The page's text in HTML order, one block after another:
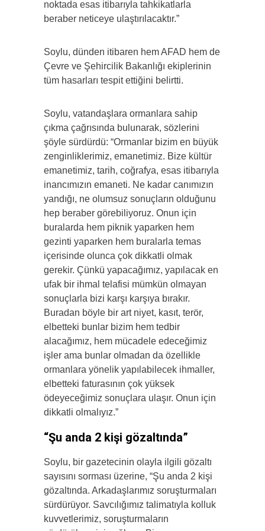
noktada esas itibarıyla tahkikatlarla
beraber neticeye ulaştırılacaktır.”
Soylu, dünden itibaren hem AFAD hem de
Çevre ve Şehircilik Bakanlığı ekiplerinin
tüm hasarları tespit ettiğini belirtti.
Soylu, vatandaşlara ormanlara sahip
çıkma çağrısında bulunarak, sözlerini
şöyle sürdürdü: “Ormanlar bizim en büyük
zenginliklerimiz, emanetimiz. Bize kültür
emanetimiz, tarih, coğrafya, esas itibarıyla
inancımızın emaneti. Ne kadar canımızın
yandığı, ne olumsuz sonuçların olduğunu
hep beraber görebiliyoruz. Onun için
buralarda hem piknik yaparken hem
gezinti yaparken hem buralarla temas
içerisinde olunca çok dikkatli olmak
gerekir. Çünkü yapacağımız, yapılacak en
ufak bir ihmal telafisi mümkün olmayan
sonuçlarla bizi karşı karşıya bırakır.
Buradan böyle bir art niyet, kasıt, terör,
elbetteki bunlar bizim hem tedbir
alacağımız, hem mücadele edeceğimiz
işler ama bunlar olmadan da özellikle
ormanlara yönelik yapılabilecek ihmaller,
elbetteki faturasının çok yüksek
ödeyeceğimiz sonuçlara ulaşır. Onun için
dikkatli olmalıyız.”
“Şu anda 2 kişi gözaltında”
Soylu, bir gazetecinin olayla ilgili gözaltı
sayısını sorması üzerine, “Şu anda 2 kişi
gözaltında. Arkadaşlarımız soruşturmaları
sürdürüyor. Savcılığımız talimatıyla kolluk
kuvvetlerimiz, soruşturmaların